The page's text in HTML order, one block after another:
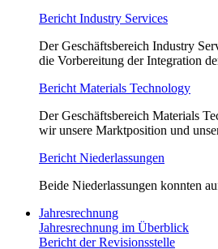
Bericht Industry Services
Der Geschäftsbereich Industry
die Vorbereitung der Integration
Bericht Materials Technology
Der Geschäftsbereich Materials
wir unsere Marktposition und
Bericht Niederlassungen
Beide Niederlassungen konnten
Jahresrechnung
Jahresrechnung im Überblick
Bericht der Revisionsstelle